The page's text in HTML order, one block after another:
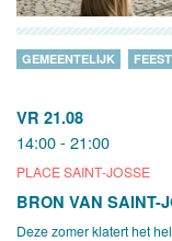
VR 21.08
14:00 - 21:00
PLACE SAINT-JOSSE
GEMEENTELIJK FEEST
BRON VAN SAINT-
Deze zomer klatert het